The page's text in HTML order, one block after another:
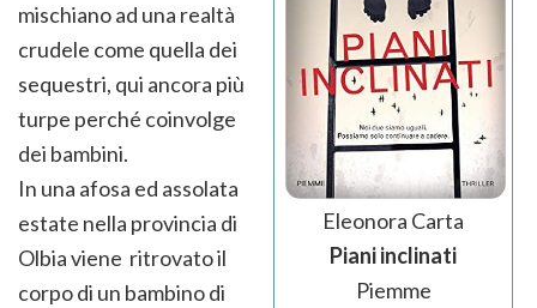
Eleonora Carta
Piani inclinati
Piemme
mischiano ad una realtà
crudele come quella dei
sequestri, qui ancora più
turpe perché coinvolge
dei bambini.
In una afosa ed assolata
estate nella provincia di
Olbia viene ritrovato il
corpo di un bambino di